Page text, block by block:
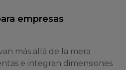
empresas
más allá de la mera
e integran dimensiones